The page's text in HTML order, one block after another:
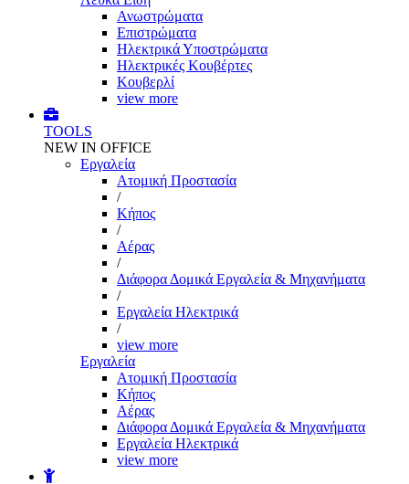
Ανωστρώματα
Επιστρώματα
Ηλεκτρικά Υποστρώματα
Ηλεκτρικές Κουβέρτες
Κουβερλί
view more
TOOLS
NEW IN OFFICE
Εργαλεία
Aτομική Προστασία
/
Kήπος
/
Αέρας
/
Διάφορα Δομικά Εργαλεία & Μηχανήματα
/
Εργαλεία Ηλεκτρικά
/
view more
Εργαλεία
Aτομική Προστασία
Kήπος
Αέρας
Διάφορα Δομικά Εργαλεία & Μηχανήματα
Εργαλεία Ηλεκτρικά
view more